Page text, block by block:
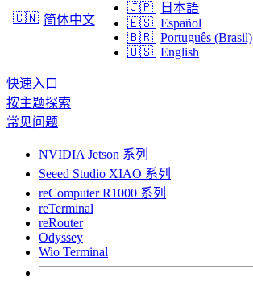
🇨🇳 简体中文
🇯🇵
日本語
🇪🇸 Español
🇧🇷 Português (Brasil)
🇺🇸 English
快速入口
按主题探索
常见问题
NVIDIA Jetson 系列
Seeed Studio XIAO 系列
reComputer R1000 系列
reTerminal
reRouter
Odyssey
Wio Terminal